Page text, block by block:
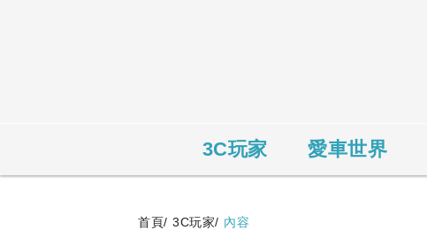
3C玩家 愛車世界
首頁/ 3C玩家/ 內容